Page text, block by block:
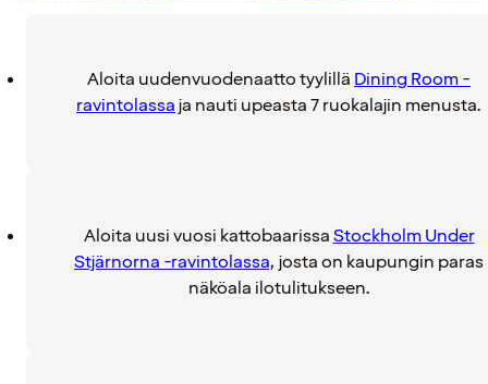
Aloita uudenvuodenaatto tyylillä Dining Room -
ravintolassaja nauti upeasta 7 ruokalajin menusta.
Aloita uusi vuosi kattobaarissaStockholm Under
Stjärnorna -ravintolassa, josta on kaupungin paras
näköala ilotulitukseen.